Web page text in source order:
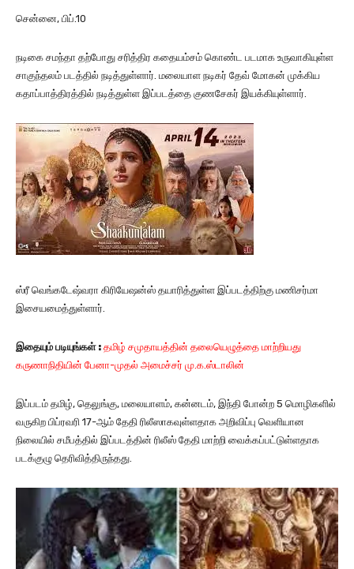
சென்னை, பிப்.10
நடிகை சமந்தா தற்போது சரித்திர கதையம்சம் கொண்ட படமாக உருவாகியுள்ள
சாகுந்தலம் படத்தில் நடித்துள்ளார். மலையாள நடிகர் தேவ் மோகன் முக்கிய
கதாப்பாத்திரத்தில் நடித்துள்ள இப்படத்தை குணசேகர் இயக்கியுள்ளார்.
ஸ்ரீ வெங்கடேஷ்வரா கிரியேஷன்ஸ் தயாரித்துள்ள இப்படத்திற்கு மணிசர்மா
இசையமைத்துள்ளார்.
இதையும் படியுங்கள்: தமிழ் சமுதாயத்தின் தலையெழுத்தை மாற்றியது
கருணாநிதியின் பேனா-முதல் அமைச்சர் மு.க.ஸ்டாலின்
இப்படம் தமிழ், தெலுங்கு, மலையாளம், கன்னடம், இந்தி போன்ற 5 மொழிகளில்
வருகிற பிப்ரவரி 17-ஆம் தேதி ரிலீஸாகவுள்ளதாக அறிவிப்பு வெளியான
நிலையில் சமீபத்தில் இப்படத்தின் ரிலீஸ் தேதி மாற்றி வைக்கப்பட்டுள்ளதாக
படக்குழு தெரிவித்திருந்தது.